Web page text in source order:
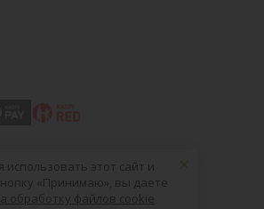
×
использовать этот сайт и
«Принимаю», вы даете
обработку файлов cookie